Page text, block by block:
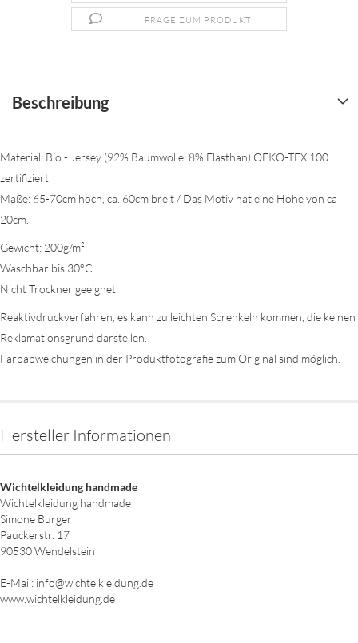
FRAGE ZUM PRODUKT
Beschreibung
Material: Bio - Jersey (92% Baumwolle, 8% Elasthan) OEKO-TEX 100
zertifiziert
Maße: 65-70cm hoch, ca. 60cm breit / Das Motiv hat eine Höhe von ca
20cm.
Gewicht: 200g/m²
Waschbar bis 30°C
Nicht Trockner geeignet
Reaktivdruckverfahren, es kann zu leichten Sprenkeln kommen, die keinen
Reklamationsgrund darstellen.
Farbabweichungen in der Produktfotografie zum Original sind möglich.
Hersteller Informationen
Wichtelkleidung handmade
Wichtelkleidung handmade
Simone Burger
Pauckerstr. 17
90530 Wendelstein
E-Mail: info@wichtelkleidung.de
www.wichtelkleidung.de